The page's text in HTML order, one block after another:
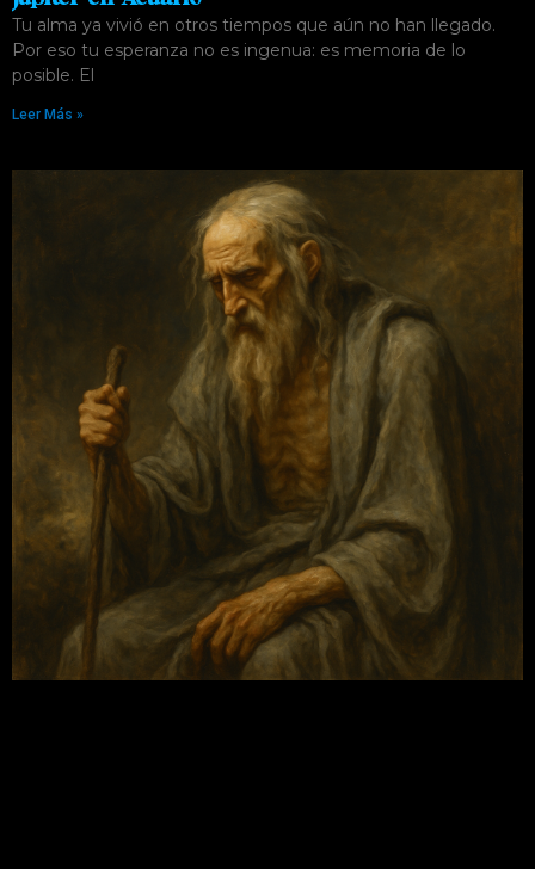
Tu alma ya vivió en otros tiempos que aún no han llegado.
Por eso tu esperanza no es ingenua: es memoria de lo
posible. El
Leer Más »